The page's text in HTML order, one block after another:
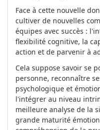
Face à cette nouvelle
cultiver de nouvelles
équipes avec succès :
flexibilité cognitive, la
action et de parvenir à
Cela suppose savoir se
personne, reconnaître
psychologique et
l'intégrer au niveau
meilleure analyse de la
grande maturité